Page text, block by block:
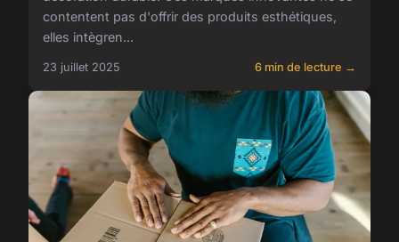
contentent pas d'offrir des produits esthétiques,
elles intègren...
23 juillet 2025 6 min de lecture →